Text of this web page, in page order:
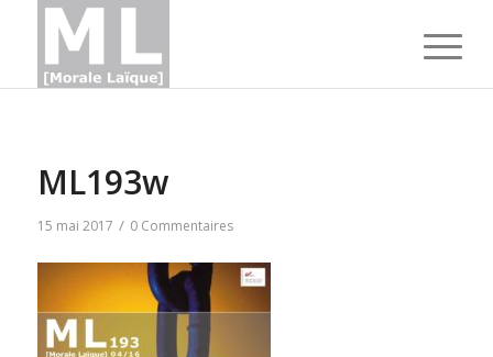
ML193w
15 mai 2017 / 0 Commentaires